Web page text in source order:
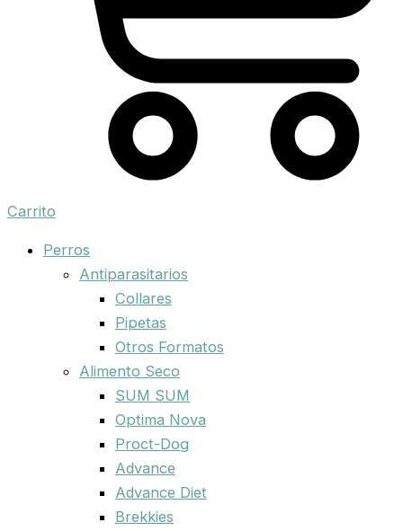
Carrito
Perros
Antiparasitarios
Collares
Pipetas
Otros Formatos
Alimento Seco
SUM SUM
Optima Nova
Proct-Dog
Advance
Advance Diet
Brekkies